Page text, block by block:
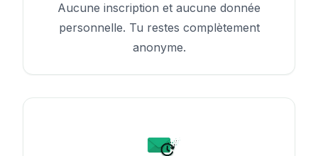
Aucune inscription et aucune donnée
personnelle. Tu restes complètement
anonyme.